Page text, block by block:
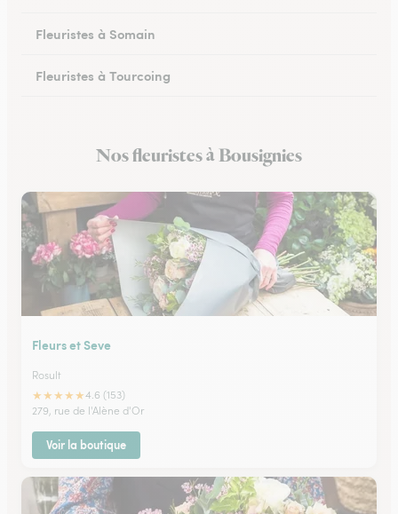
Fleuristes à Somain
Fleuristes à Tourcoing
Fleuristes à Cysoing
Nos fleuristes à Bousignies
Fleurs et Seve
Rosult
★★★★★4.6 (153)
279, rue de l'Alène d'Or
Voir la boutique